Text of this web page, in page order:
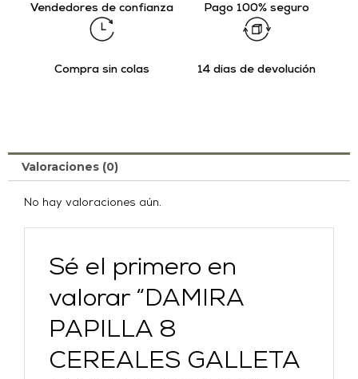
Vendedores de confianza Pago 100% seguro
Compra sin colas 14 días de devolución
Valoraciones (0)
No hay valoraciones aún.
Sé el primero en
valorar “DAMIRA
PAPILLA 8
CEREALES GALLETA